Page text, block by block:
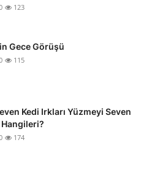
123
Gece Görüşü
115
Kedi Irkları Yüzmeyi Seven
Hangileri?
174